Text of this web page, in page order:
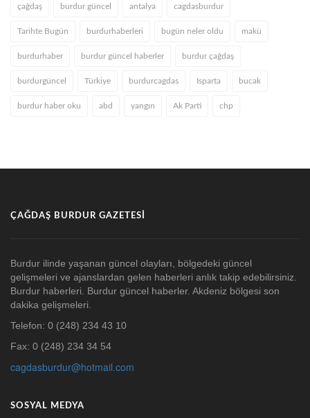
çağdaş burdur güncel antalya cagdasburdur
Tarihte Bugün burdurhaberleri bugün neler oldu makü
burdurhaber burdur güncel haberler burdur çağdaş
burdurgüncel Türkiye burdurcagdas Isparta bucak
burdur haber oku abd yangın Ak Parti chp
ÇAĞDAŞ BURDUR GAZETESI
Burdur ilinde yaşanan güncel olayları, bölgedeki güncel
gelişmeleri ve ajanslardan gelen haberleri anlık takip edebilirsiniz.
Burdur haberleri. Burdur güncel haberler. Akdeniz bölgesi son
dakika gelişmeleri.
Telefon: 0 (248) 234 43 10
Fax: 0 (248) 234 34 54
cagdasburdur@hotmail.com
SOSYAL MEDYA